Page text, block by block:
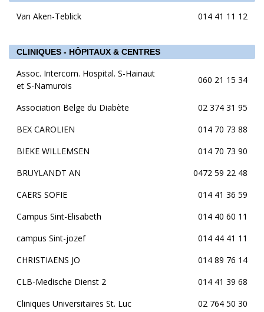
Van Aken-Teblick 014 41 11 12
CLINIQUES - HÔPITAUX & CENTRES
Assoc. Intercom. Hospital. S-Hainaut
et S-Namurois
060 21 15 34
Association Belge du Diabète
02 374 31 95
BEX CAROLIEN
014 70 73 88
BIEKE WILLEMSEN
014 70 73 90
BRUYLANDT AN
0472 59 22 48
CAERS SOFIE
014 41 36 59
Campus Sint-Elisabeth
014 40 60 11
campus Sint-jozef
014 44 41 11
CHRISTIAENS JO
014 89 76 14
CLB-Medische Dienst 2
014 41 39 68
Cliniques Universitaires St. Luc
02 764 50 30